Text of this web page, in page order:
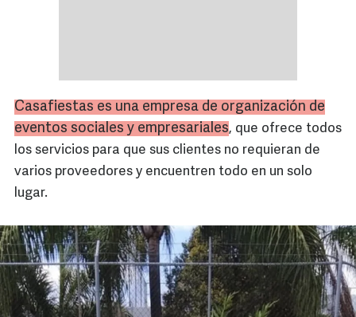
Casafiestas es una empresa de organización de
eventos sociales y empresariales, que ofrece todos
los servicios para que sus clientes no requieran de
varios proveedores y encuentren todo en un solo
lugar.